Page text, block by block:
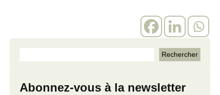
Abonnez-vous à la newsletter